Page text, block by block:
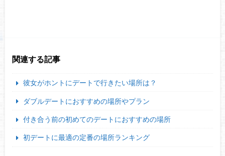
関連する記事
彼女がホントにデートで行きたい場所は？
ダブルデートにおすすめの場所やプラン
付き合う前の初めてのデートにおすすめの場所
初デートに最適の定番の場所ランキング